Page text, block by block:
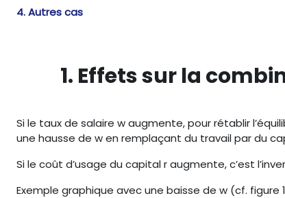
4. Autres cas
1. Effets sur la
Si le taux de salaire w augmente, pour rétablir
une hausse de w en remplaçant du travail par du
Si le coût d’usage du capital r augmente, c’est
Exemple graphique avec une baisse de w (cf. figure